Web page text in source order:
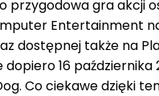
gra akcji
Entertainment
także na
16
Co ciekawe dzięki